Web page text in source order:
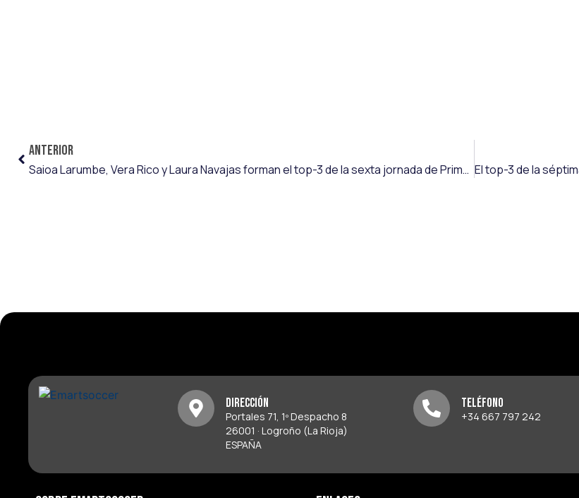
ANTERIOR
Saioa Larumbe, Vera Rico y Laura Navajas forman el top-3 de la sexta jornada de Primera RFEF
Dirección
Portales 71, 1º Despacho 8
26001 · Logroño (La Rioja)
ESPAÑA
Teléfono
+34 667 797 242